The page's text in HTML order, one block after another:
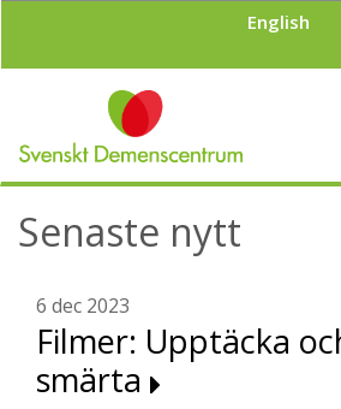
l
English
Senaste nytt
6 dec 2023
Filmer: Upptäcka
smärta